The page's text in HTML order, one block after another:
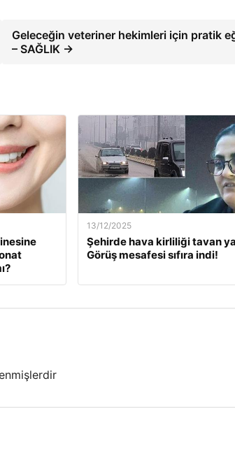
Geleceğin veteriner hekimleri için pratik
– SAĞLIK →
13/12/2025
Şehirde hava kirliliği tavan
Görüş mesafesi sıfıra indi!